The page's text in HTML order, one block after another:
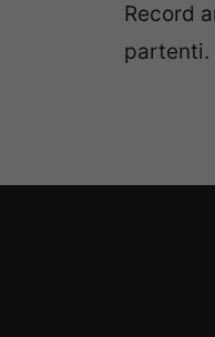
Record
partenti.